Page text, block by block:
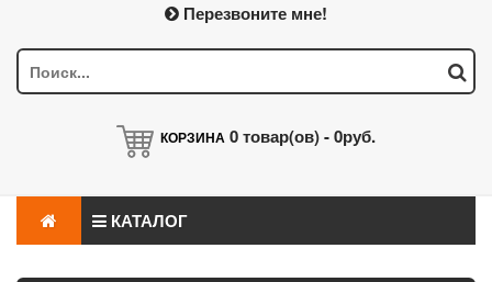
Перезвоните мне!
КОРЗИНА 0товар(ов) -0руб.
КАТАЛОГ